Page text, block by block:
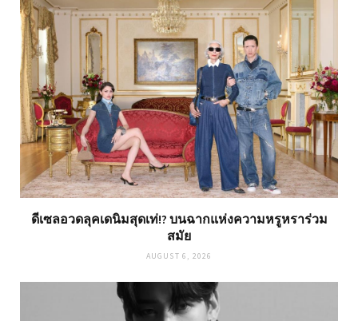
ดีเซลอวดลุคเดนิมสุดเท่!? บนฉากแห่งความหรูหราร่วม
สมัย
AUGUST 6, 2026